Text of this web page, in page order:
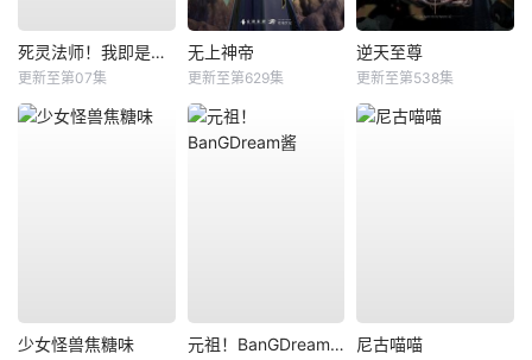
死灵法师！我即是天灾动漫
更新至第07集
无上神帝
更新至第629集
逆天至尊
更新至第538集
少女怪兽焦糖味 元祖！BanGDream酱 尼古喵喵